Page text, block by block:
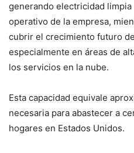
generando electricidad
operativo de la empresa,
cubrir el crecimiento futuro
especialmente en áreas de
los servicios en la nube.
Esta capacidad equivale
necesaria para abastecer a
hogares en Estados Unidos.